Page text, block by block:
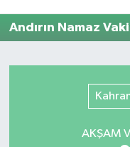
Andırın Namaz
AKŞAM
Süper Lig Puan